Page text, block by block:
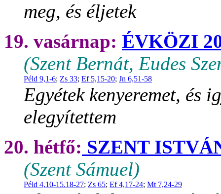
meg, és éljetek
19. vasárnap: ÉVKÖZI
(Szent Bernát, Eudes
Péld 9,1-6; Zs 33; Ef 5,15-20; Jn 6,51-58
Egyétek kenyeremet, és
elegyítettem
20. hétfő: SZENT
(Szent Sámuel)
Péld 4,10-15.18-27; Zs 65; Ef 4,17-24; Mt 7,24-29